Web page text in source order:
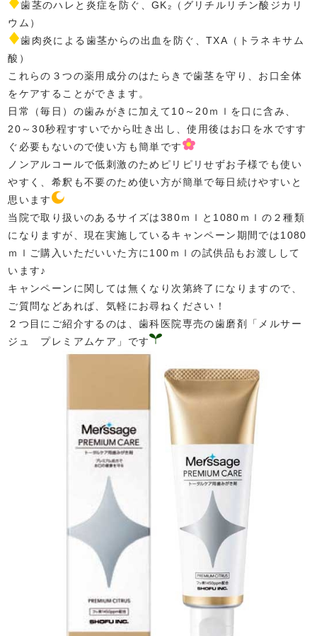
歯茎のハレと炎症を防ぐ、GK₂（グリチルリチン酸ジカリ
ウム）
歯肉炎による歯茎からの出血を防ぐ、TXA（トラネキサム
酸）
これらの３つの薬用成分のはたらきで歯茎を守り、お口全体
をケアすることができます。
日常（毎日）の歯みがきに加えて10～20ｍｌを口に含み、
20～30秒程すすいでから吐き出し、使用後はお口を水ですす
ぐ必要もないので使い方も簡単です
ノンアルコールで低刺激のためピリピリせずお子様でも使い
やすく、希釈も不要のため使い方が簡単で毎日続けやすいと
思います
当院で取り扱いのあるサイズは380ｍｌと1080ｍｌの２種類
になりますが、現在実施しているキャンペーン期間では1080
ｍｌご購入いただいいた方に100ｍｌの試供品もお渡しして
います♪
キャンペーンに関しては無くなり次第終了になりますので、
ご質問などあれば、気軽にお尋ねください！
２つ目にご紹介するのは、歯科医院専売の歯磨剤「メルサー
ジュ プレミアムケア」です